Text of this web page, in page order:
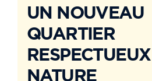
UN NOUVEAU
QUARTIER
NATURE